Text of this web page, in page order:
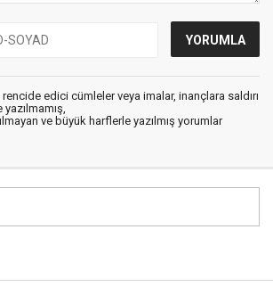
edici cümleler veya imalar, inançlara saldırı
ve büyük harflerle yazılmış yorumlar